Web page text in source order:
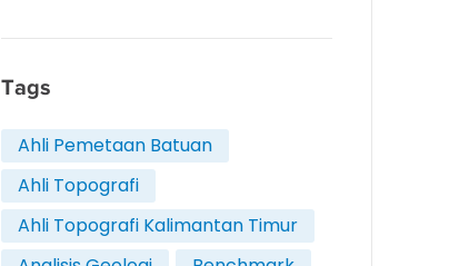
Tags
Ahli Pemetaan Batuan
Ahli Topografi
Ahli Topografi Kalimantan Timur